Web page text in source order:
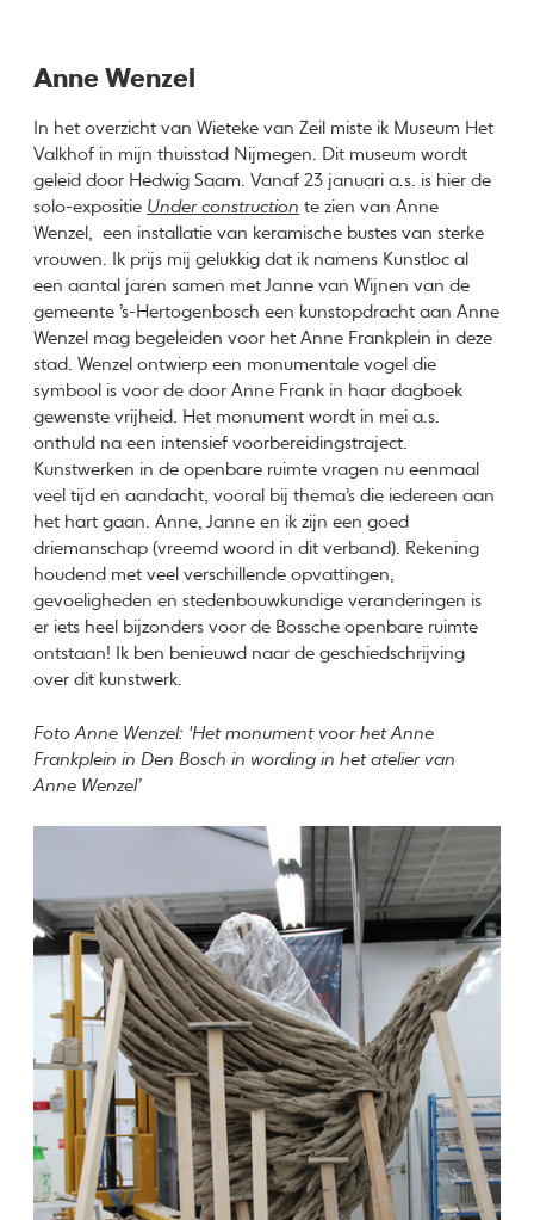
Anne Wenzel
In het overzicht van Wieteke van Zeil miste ik Museum Het
Valkhof in mijn thuisstad Nijmegen. Dit museum wordt
geleid door Hedwig Saam. Vanaf 23 januari a.s. is hier de
solo-expositie Under construction te zien van Anne
Wenzel, een installatie van keramische bustes van sterke
vrouwen. Ik prijs mij gelukkig dat ik namens Kunstloc al
een aantal jaren samen met Janne van Wijnen van de
gemeente ’s-Hertogenbosch een kunstopdracht aan Anne
Wenzel mag begeleiden voor het Anne Frankplein in deze
stad. Wenzel ontwierp een monumentale vogel die
symbool is voor de door Anne Frank in haar dagboek
gewenste vrijheid. Het monument wordt in mei a.s.
onthuld na een intensief voorbereidingstraject.
Kunstwerken in de openbare ruimte vragen nu eenmaal
veel tijd en aandacht, vooral bij thema’s die iedereen aan
het hart gaan. Anne, Janne en ik zijn een goed
driemanschap (vreemd woord in dit verband). Rekening
houdend met veel verschillende opvattingen,
gevoeligheden en stedenbouwkundige veranderingen is
er iets heel bijzonders voor de Bossche openbare ruimte
ontstaan! Ik ben benieuwd naar de geschiedschrijving
over dit kunstwerk.
Foto Anne Wenzel: 'Het monument voor het Anne
Frankplein in Den Bosch in wording in het atelier van
Anne Wenzel’